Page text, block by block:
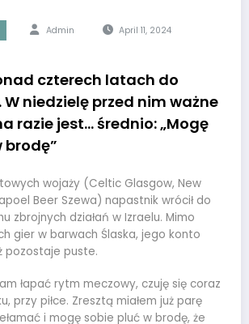
Admin April 11, 2024
czterech latach do
niedzielę przed nim ważne
razie jest… średnio: „Mogę
brodę”
wojaży (Celtic Glasgow, New
Beer Szewa) napastnik wrócił do
zbrojnych działań w Izraelu. Mimo
gier w barwach Ślaska, jego konto
pozostaje puste.
łapać rytm meczowy, czuję się coraz
przy piłce. Zresztą miałem już parę
i mogę sobie pluć w brodę, że